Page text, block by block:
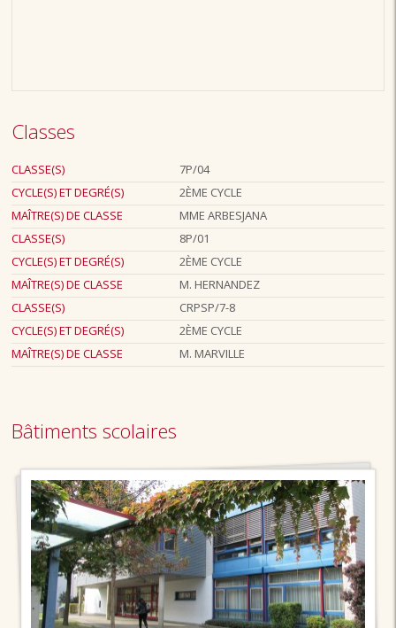
Classes
CLASSE(S)
7P/04
CYCLE(S) ET DEGRÉ(S)
2ÈME CYCLE
MAÎTRE(S) DE CLASSE
MME ARBESJANA
CLASSE(S)
8P/01
CYCLE(S) ET DEGRÉ(S)
2ÈME CYCLE
MAÎTRE(S) DE CLASSE
M. HERNANDEZ
CLASSE(S)
CRPSP/7-8
CYCLE(S) ET DEGRÉ(S)
2ÈME CYCLE
MAÎTRE(S) DE CLASSE
M. MARVILLE
Bâtiments scolaires